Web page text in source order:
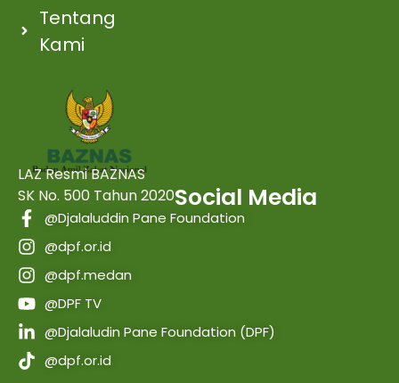
Tentang
Kami
LAZ Resmi BAZNAS
SK No. 500 Tahun 2020Social Media
@Djalaluddin Pane Foundation
@dpf.or.id
@dpf.medan
@DPF TV
@Djalaludin Pane Foundation (DPF)
@dpf.or.id